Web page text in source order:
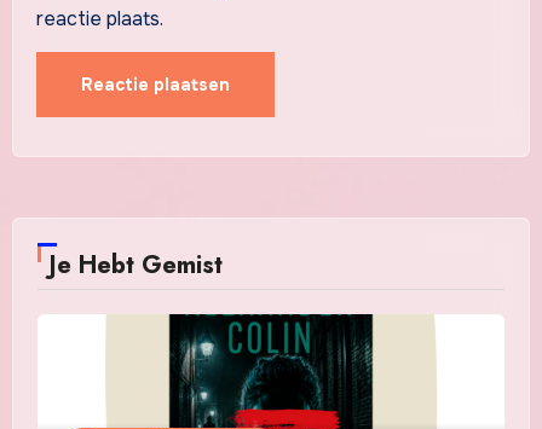
reactie plaats.
Je Hebt Gemist